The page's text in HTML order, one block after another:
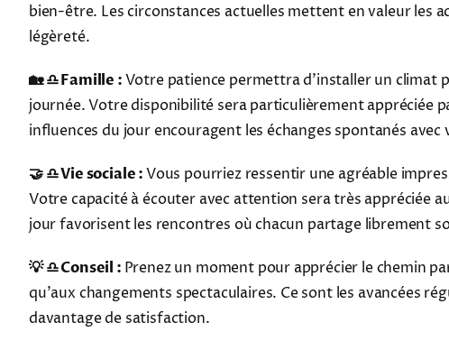
bien-être. Les circonstances actuelles mettent en valeur les
légèreté.
🏡 ♎ Famille :Votre patience permettra d'installer un climat
journée. Votre disponibilité sera particulièrement appréciée
influences du jour encouragent les échanges spontanés
🤝 ♎ Vie sociale :Vous pourriez ressentir une agréable
Votre capacité à écouter avec attention sera très appréciée
jour favorisent les rencontres où chacun partage librement
💡 ♎ Conseil : Prenez un moment pour apprécier le chemin
qu'aux changements spectaculaires. Ce sont les avancées
davantage de satisfaction.